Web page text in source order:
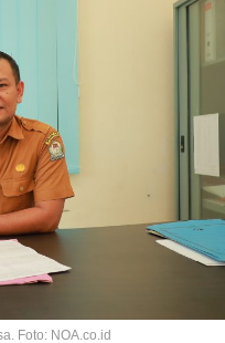
Foto: NOA.co.id